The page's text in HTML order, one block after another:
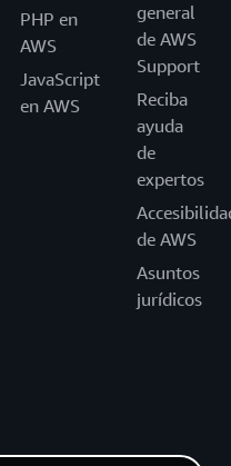
PHP en
AWS
JavaScript
en AWS
general
de AWS
Support
Reciba
ayuda
de
expertos
de AWS
Asuntos
jurídicos